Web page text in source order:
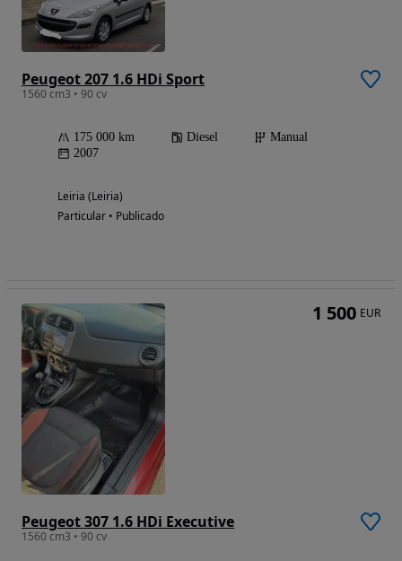
Peugeot 207 1.6 HDi Sport
1560 cm3 • 90 cv
175 000 km Diesel
Manual
2007
Leiria (Leiria)
Particular • Publicado
Peugeot 307 1.6 HDi Executive
1560 cm3 • 90 cv
1 500 EUR